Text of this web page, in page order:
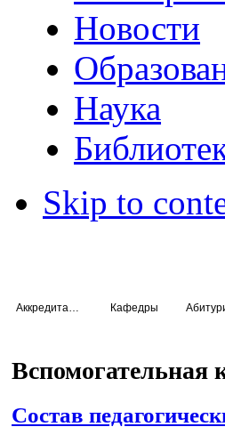
Новости
Наука
Skip to
Кафедры
Вспомогательная
Состав